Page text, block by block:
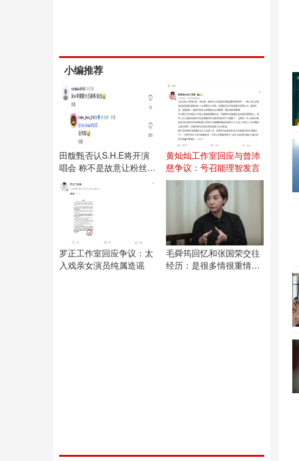
小编推荐
田馥甄否认S.H.E将开演
唱会 称不是故意让粉丝失
望
黄灿灿工作室回应与曾沛
慈争议：号召能理智发言
罗正工作室回应争议：太
入戏亲女演员纯属造谣
毛舜筠回忆和张国荣交往
经历：是很多情很重情的